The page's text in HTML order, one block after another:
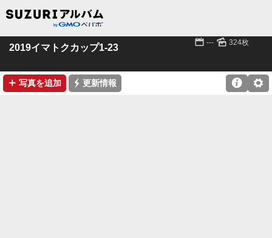
2019イマトクカップ1-23 📅 --- 🌄 324枚
➕ 写真を追加 ⚡ 更新情報 ⚙
